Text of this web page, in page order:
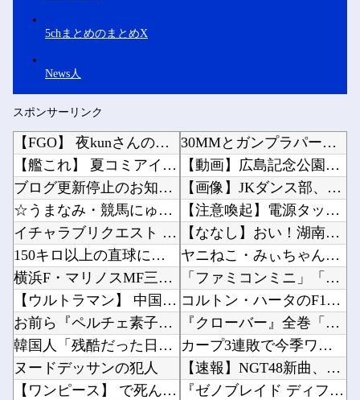
5chまとめのまとめX
News人
スポンサーリンク
【FGO】 夜kunさんのモルガンイラスト！！ 蝶の羽好きです！
【艦これ】 夏コミアイテム群をカドストでお届け！
ブログ更新停止のお知らせ
☆うまなみ・競馬にゅーす速報 終了のお知らせ
イチャラブリクエスト 第29話
150キロ以上の直球に強い打者ランキング
横浜F・マリノスMF三井寺眞が16歳で開幕スタメン出場し最年少記録更新 さらにデビュー戦で...
【ウルトラマン】 中国のファンが作ったウルトラ問題児一覧ｗｗｗｗｗ
お前ら『ペルチェ素子の首ネッククーラー』使ったことあるか？
韓国人「残酷だった日帝強占期前後の写真を見てみよう」
ヌードデッサンの犯人
【ワンピース】 で死んだキャラで打順組んだったｗｗｗｗ
30MMとガンプラパーツでミキシングする人がめっきり減って寂しい他
【動画】広島記念公園を追い出された左翼さん、流石にキモすぎて炎上他
【画像】JKダンス部、なぜか部員の８割が巨乳?ｗｗｗｗｗｗｗｗｗｗｗｗｗ他
【注意喚起】電源タップの寿命の目安は3〜5年です他
【ななし】おい！湖南みあの誕生日グッズケツやぞ！！！要チェックや！！！他
ヤニねこ・みぃちゃん・のあ先輩・もちづきさん「結婚してください！」←どうする？他
「ファミコンミニ」「スーファミミニ」「PCエンジンミニ」「メガドラミニ」「ネオジオミニ」←...
コルトン・ハータのF1参戦の可能性が消滅したらしい他
『クローバー』全巻「99円」セール！全43巻「22,704円」→「4,257円」！実写ドラ...
カープ3連敗で今季ワースト借金16。森下7回2失点の好投も反撃は石原タイムリーのみ【広島1...
【速報】NGT48新曲、北村優羽が単独センター→13人選抜でずきもね初当選に板民歓喜ｗ他
『ゼノブレイド ディフィニティブエディション Nintendo Switch 2 Edit...